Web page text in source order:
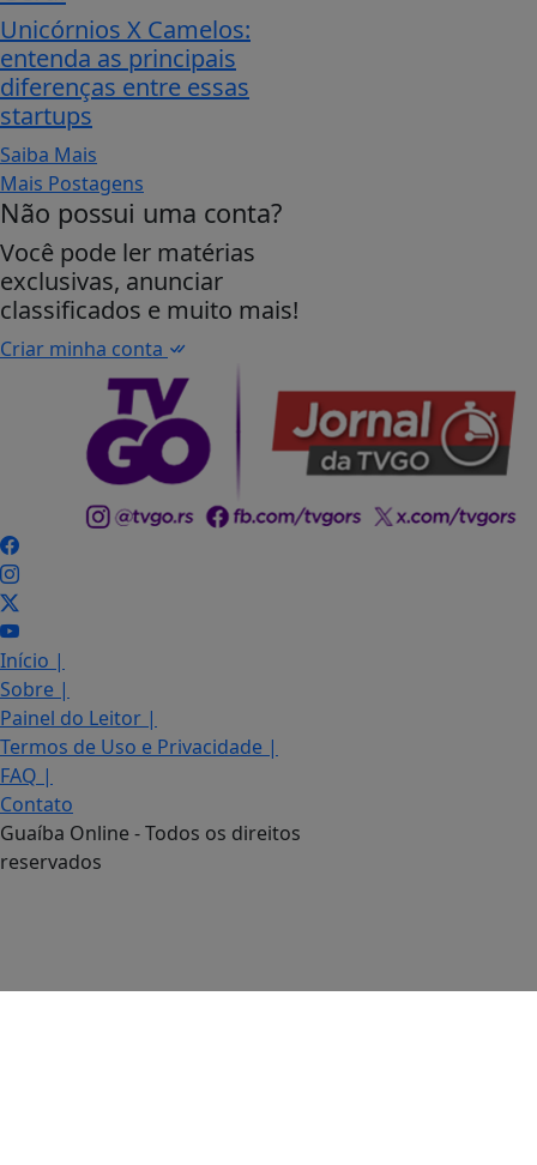
Unicórnios X Camelos:
entenda as principais
diferenças entre essas
startups
Saiba Mais
Mais Postagens
Não possui uma conta?
Você pode ler matérias
exclusivas, anunciar
classificados e muito mais!
Criar minha conta
Início |
Sobre |
Painel do Leitor |
Termos de Uso e Privacidade |
FAQ |
Contato
Guaíba Online - Todos os direitos
reservados